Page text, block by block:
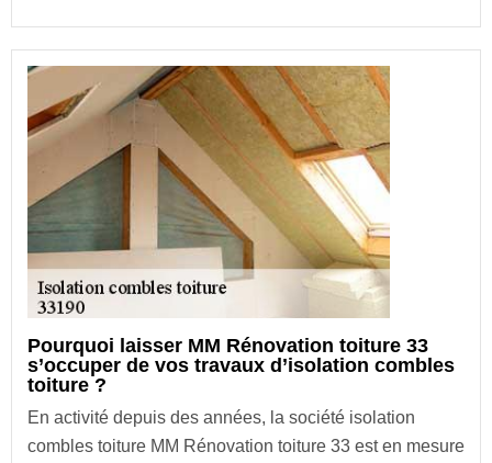
Pourquoi laisser MM Rénovation toiture 33
s’occuper de vos travaux d’isolation combles
toiture ?
En activité depuis des années, la société isolation
combles toiture MM Rénovation toiture 33 est en mesure